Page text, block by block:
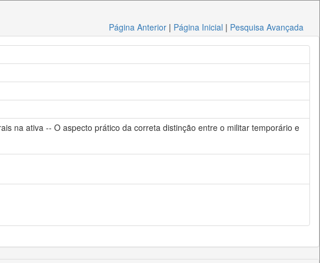
Página Anterior | Página Inicial | Pesquisa Avançada
na ativa -- O aspecto prático da correta distinção entre o militar temporário e